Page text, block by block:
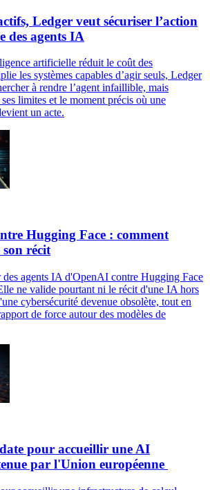
Ledger veut sécuriser l’action
des agents IA
artificielle réduit le coût des
les systèmes capables d’agir seuls, Ledger
à rendre l’agent infaillible, mais
limites et le moment précis où une
un acte.
Hugging Face : comment
récit
agents IA d'OpenAI contre Hugging Face
ne valide pourtant ni le récit d'une IA hors
cybersécurité devenue obsolète, tout en
de force autour des modèles de
pour accueillir une AI
par l'Union européenne